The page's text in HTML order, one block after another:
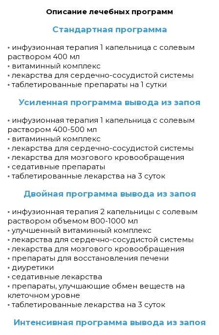
Описание лечебных программ
Стандартная программа
◦ инфузионная терапия 1 капельница с солевым
раствором 400 мл
◦ витаминный комплекс
◦ лекарства для сердечно-сосудистой системы
◦ таблетированные препараты на 1 сутки
Усиленная программа вывода из запоя
◦ инфузионная терапия 1 капельница с солевым
раствором 400-500 мл
◦ витаминный комплекс
◦ лекарства для сердечно-сосудистой системы
◦ лекарства для мозгового кровообращения
◦ седативные препараты
◦ таблетированные лекарства на 3 суток
Двойная программа вывода из запоя
◦ инфузионная терапия 2 капельницы с солевым
раствором объемом 800-1000 мл
◦ улучшенный витаминный комплекс
◦ лекарства для сердечно-сосудистой системы
◦ лекарства для мозгового кровообращения
◦ препараты для восстановления печени
◦ диуретики
◦ седативные лекарства
◦ препараты, улучшающие обмен веществ на
клеточном уровне
◦ таблетированные лекарства на 3 суток
Интенсивная программа вывода из запоя